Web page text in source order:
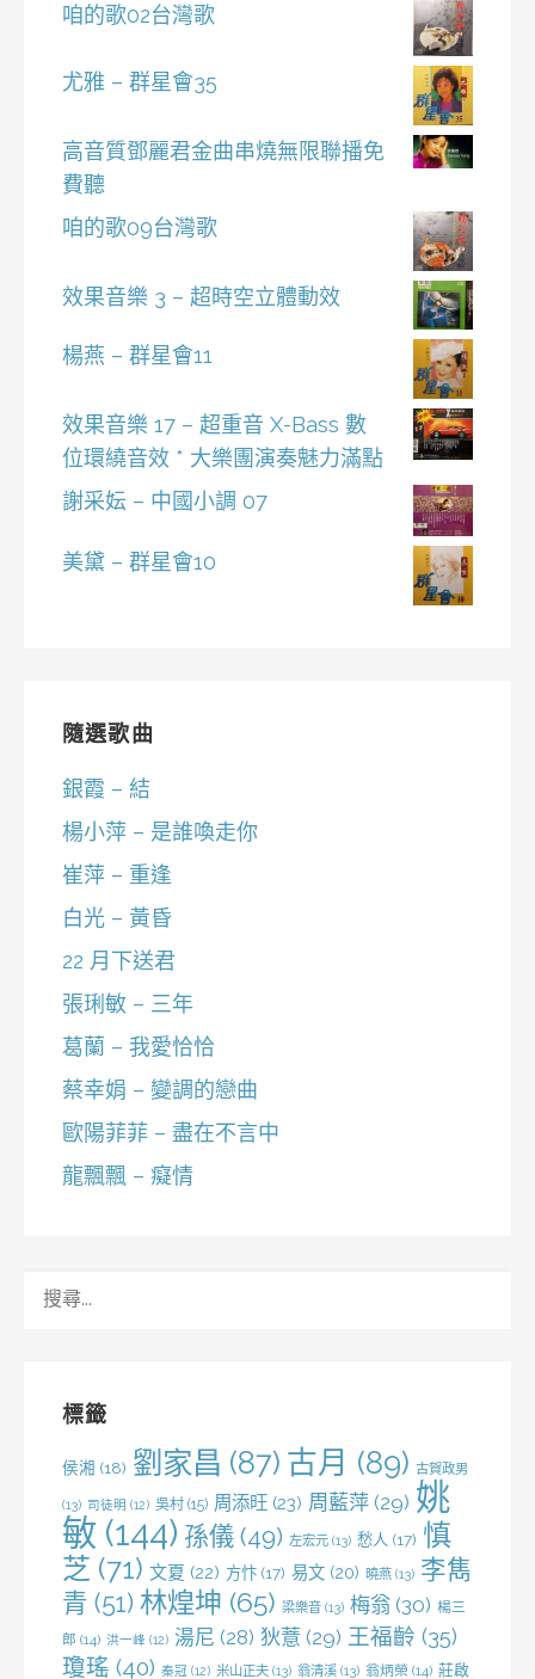
咱的歌02台灣歌
尤雅 – 群星會35
高音質鄧麗君金曲串燒無限聯播免
費聽
咱的歌09台灣歌
效果音樂 3 – 超時空立體動效
楊燕 – 群星會11
效果音樂 17 – 超重音 X-Bass 數
位環繞音效 * 大樂團演奏魅力滿點
謝采妘 – 中國小調 07
美黛 – 群星會10
隨選歌曲
銀霞 – 結
楊小萍 – 是誰喚走你
崔萍 – 重逢
白光 – 黃昏
22 月下送君
張琍敏 – 三年
葛蘭 – 我愛恰恰
蔡幸娟 – 變調的戀曲
歐陽菲菲 – 盡在不言中
龍飄飄 – 癡情
標籤
侯湘 (18) 劉家昌 (87) 古月 (89) 古賀政男
(13) 司徒明 (12) 吳村 (15) 周添旺 (23) 周藍萍 (29) 姚
敏 (144) 孫儀 (49) 左宏元 (13) 愁人 (17) 慎
芝 (71) 文夏 (22) 方忭 (17) 易文 (20) 曉燕 (13) 李雋
青 (51) 林煌坤 (65) 梁樂音 (13) 梅翁 (30) 楊三
郎 (14) 洪一峰 (12) 湯尼 (28) 狄薏 (29) 王福齡 (35)
瓊瑤 (40) 秦冠 (12) 米山正夫 (13) 翁清溪 (13) 翁炳榮 (14) 莊啟